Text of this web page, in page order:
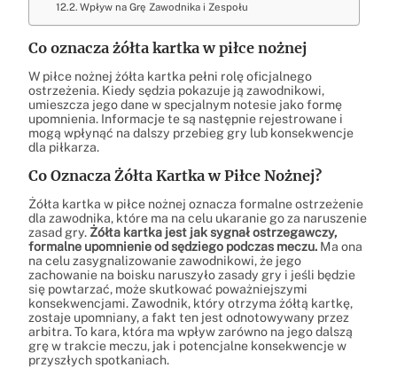
Wpływ na Grę Zawodnika i Zespołu
Co oznacza żółta kartka w piłce nożnej
W piłce nożnej żółta kartka pełni rolę oficjalnego
ostrzeżenia. Kiedy sędzia pokazuje ją zawodnikowi,
umieszcza jego dane w specjalnym notesie jako formę
upomnienia. Informacje te są następnie rejestrowane i
mogą wpłynąć na dalszy przebieg gry lub konsekwencje
dla piłkarza.
Co Oznacza Żółta Kartka w Piłce Nożnej?
Żółta kartka w piłce nożnej oznacza formalne ostrzeżenie
dla zawodnika, które ma na celu ukaranie go za naruszenie
zasad gry. Żółta kartka jest jak sygnał ostrzegawczy,
formalne upomnienie od sędziego podczas meczu. Ma ona
na celu zasygnalizowanie zawodnikowi, że jego
zachowanie na boisku naruszyło zasady gry i jeśli będzie
się powtarzać, może skutkować poważniejszymi
konsekwencjami. Zawodnik, który otrzyma żółtą kartkę,
zostaje upomniany, a fakt ten jest odnotowywany przez
arbitra. To kara, która ma wpływ zarówno na jego dalszą
grę w trakcie meczu, jak i potencjalne konsekwencje w
przyszłych spotkaniach.